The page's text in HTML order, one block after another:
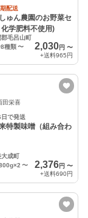
配送
ゅん農園のお野菜セ
学肥料不使用)
毛呂山町
種類 〜 2,030円 〜
+送料965円
田栄喜
で発送
特製味噌（組み合わ
成町
〜 2,376円 〜
+送料690円